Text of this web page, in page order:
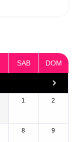
SAB DOM
1 2
8 9